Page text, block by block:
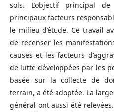
sols. L’objectif principal
principaux facteurs
le milieu d’étude. Ce travail
de recenser les
causes et les facteurs
de lutte développées par les
basée sur la collecte de
terrain, a été adoptée. La
général ont aussi été